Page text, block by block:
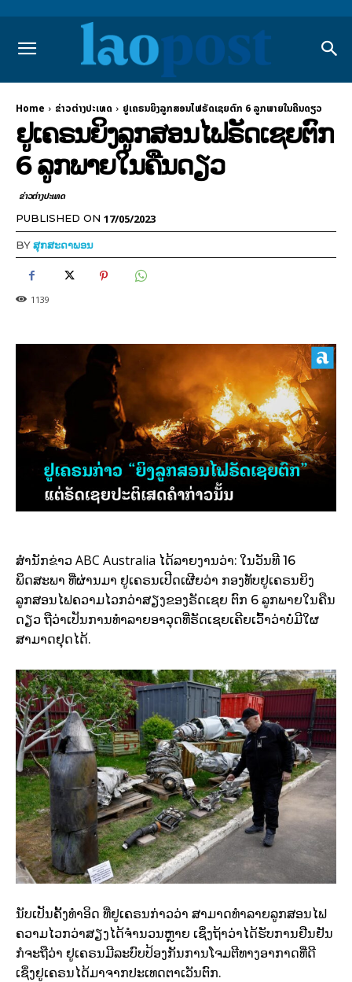
Home ຂ່າວຕ່າງປະເທດ ຢູເຄຣນຍິງລູກສອນໄຟຣັດເຊຍຕົກ 6 ລູກພາຍໃນຄືນດຽວ
ຢູເຄຣນຍິງລູກສອນໄຟຣັດເຊຍຕົກ
6 ລູກພາຍໃນຄືນດຽວ
ຂ່າວຕ່າງປະເທດ
PUBLISHED ON 17/05/2023
BYສຸກສະດາພອນ
1139
ສຳນັກຂ່າວ ABC Australia ໄດ້ລາຍງານວ່າ: ໃນວັນທີ 16
ພຶດສະພາ ທີ່ຜ່ານມາ ຢູເຄຣນເປີດເຜີຍວ່າ ກອງທັບຢູເຄຣນຍິງ
ລູກສອນໄຟຄວາມໄວກວ່າສຽງຂອງຣັດເຊຍ ຕົກ 6 ລູກພາຍໃນຄືນ
ດຽວ ຖືວ່າເປັນການທຳລາຍອາວຸດທີ່ຣັດເຊຍເຄີຍເວົ້າວ່າບໍ່ມີໃຜ
ສາມາດຢຸດໄດ້.
ນັບເປັນຄັ້ງທຳອິດ ທີ່ຢູເຄຣນກ່າວວ່າ ສາມາດທຳລາຍລູກສອນໄຟ
ຄວາມໄວກວ່າສຽງໄດ້ຈຳນວນຫຼາຍ ເຊິ່ງຖ້າວ່າໄດ້ຮັບການຢືນຢັນ
ກໍຈະຖືວ່າ ຢູເຄຣນມີລະບົບປ້ອງກັນການໂຈມຕີທາງອາກາດທີ່ດີ
ເຊິ່ງຢູເຄຣນໄດ້ມາຈາກປະເທດຕາເວັນຕົກ.